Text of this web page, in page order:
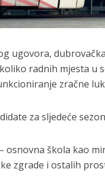
ugovora,
radnih mjesta u
zračne
za sljedeće
osnovna škola kao
zgrade i ostalih